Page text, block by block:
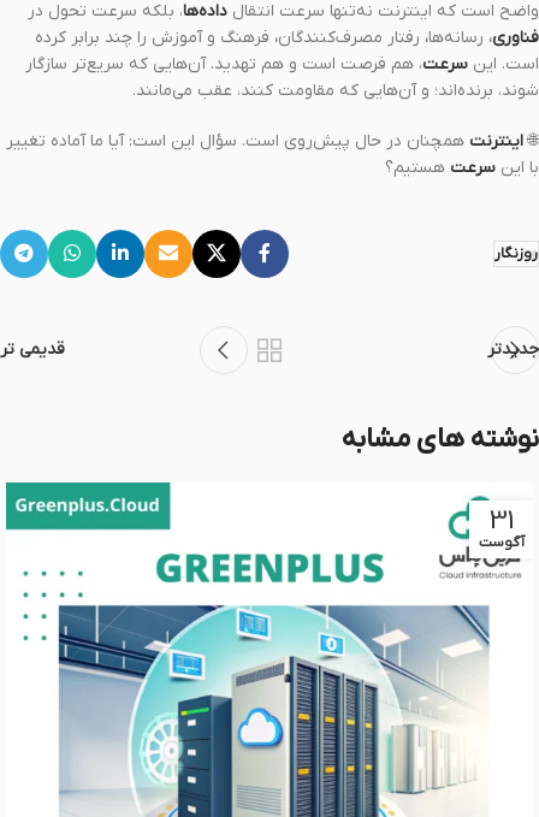
واضح است که اینترنت نه‌تنها سرعت انتقال داده‌ها، بلکه سرعت تحول در
فناوری، رسانه‌ها، رفتار مصرف‌کنندگان، فرهنگ و آموزش را چند برابر کرده
است. این سرعت، هم فرصت است و هم تهدید. آن‌هایی که سریع‌تر سازگار
شوند، برنده‌اند؛ و آن‌هایی که مقاومت کنند، عقب می‌مانند.
🌐اینترنت همچنان در حال پیش‌روی است. سؤال این است: آیا ما آماده تغییر
با این سرعت هستیم؟
روزنگار
جدیدتر قدیمی تر
نوشته های مشابه
31
آگوست